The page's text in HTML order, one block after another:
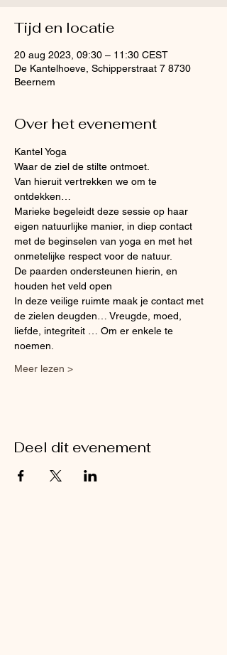
Tijd en locatie
20 aug 2023, 09:30 – 11:30 CEST
De Kantelhoeve, Schipperstraat 7 8730
Beernem
Over het evenement
Kantel Yoga
Waar de ziel de stilte ontmoet.
Van hieruit vertrekken we om te
ontdekken…
Marieke begeleidt deze sessie op haar
eigen natuurlijke manier, in diep contact
met de beginselen van yoga en met het
onmetelijke respect voor de natuur.
De paarden ondersteunen hierin, en
houden het veld open
In deze veilige ruimte maak je contact met
de zielen deugden… Vreugde, moed,
liefde, integriteit … Om er enkele te
noemen.
Meer lezen >
Deel dit evenement